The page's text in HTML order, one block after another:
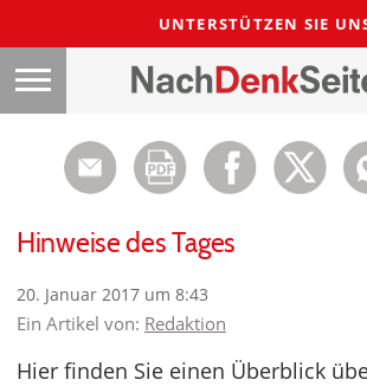
UNTERSTÜTZEN SIE
Hinweise des Tages
20. Januar 2017 um 8:43
Ein Artikel von: Redaktion
Hier finden Sie einen Überblick